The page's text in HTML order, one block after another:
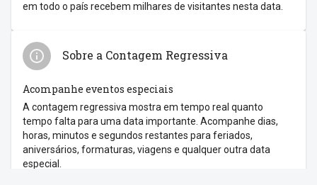
em todo o país recebem milhares de visitantes nesta data.
Sobre a Contagem Regressiva
Acompanhe eventos especiais
A contagem regressiva mostra em tempo real quanto
tempo falta para uma data importante. Acompanhe dias,
horas, minutos e segundos restantes para feriados,
aniversários, formaturas, viagens e qualquer outra data
especial.